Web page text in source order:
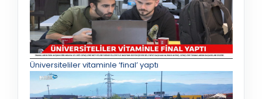
Üniversiteliler vitaminle ‘final’ yaptı